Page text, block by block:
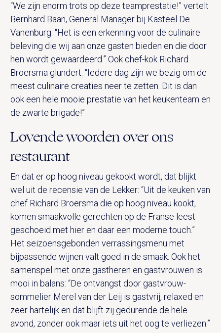
“We zijn enorm trots op deze teamprestatie!” vertelt
Bernhard Baan, General Manager bij Kasteel De
Vanenburg. “Het is een erkenning voor de culinaire
beleving die wij aan onze gasten bieden en die door
hen wordt gewaardeerd.” Ook chef-kok Richard
Broersma glundert: “Iedere dag zijn we bezig om de
meest culinaire creaties neer te zetten. Dit is dan
ook een hele mooie prestatie van het keukenteam en
de zwarte brigade!”
Lovende woorden over ons
restaurant
En dat er op hoog niveau gekookt wordt, dat blijkt
wel uit de recensie van de Lekker: “Uit de keuken van
chef Richard Broersma die op hoog niveau kookt,
komen smaakvolle gerechten op de Franse leest
geschoeid met hier en daar een moderne touch.”
Het seizoensgebonden verrassingsmenu met
bijpassende wijnen valt goed in de smaak. Ook het
samenspel met onze gastheren en gastvrouwen is
mooi in balans: “De ontvangst door gastvrouw-
sommelier Merel van der Leij is gastvrij, relaxed en
zeer hartelijk en dat blijft zij gedurende de hele
avond, zonder ook maar iets uit het oog te verliezen.”